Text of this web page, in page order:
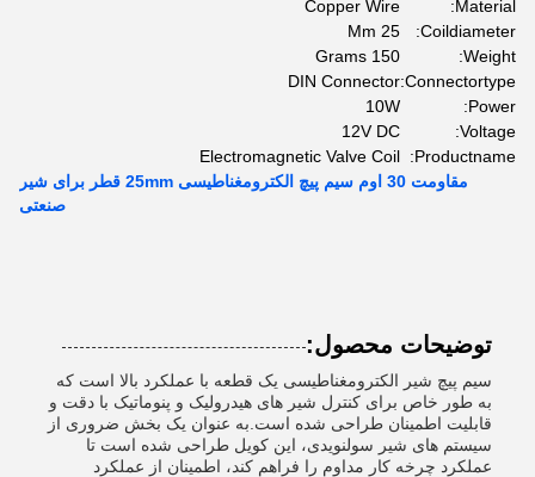
Material:
Copper Wire
Coildiameter:
25 Mm
Weight:
150 Grams
Connectortype:
DIN Connector
Power:
10W
Voltage:
12V DC
Productname:
Electromagnetic Valve Coil
مقاومت 30 اوم سیم پیچ الکترومغناطیسی 25mm قطر برای شیر
صنعتی
توضیحات محصول:
سیم پیچ شیر الکترومغناطیسی یک قطعه با عملکرد بالا است که
به طور خاص برای کنترل شیر های هیدرولیک و پنوماتیک با دقت و
قابلیت اطمینان طراحی شده است.به عنوان یک بخش ضروری از
سیستم های شیر سولنویدی، این کویل طراحی شده است تا
عملکرد چرخه کار مداوم را فراهم کند، اطمینان از عملکرد